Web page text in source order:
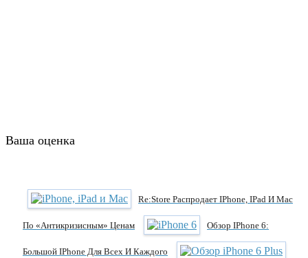
Ваша оценка
Re:Store Распродает IPhone, IPad И Mac
По «антикризисным» Ценам Обзор IPhone 6:
Большой IPhone Для Всех И Каждого